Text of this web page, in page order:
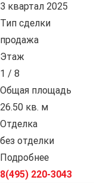
3 квартал 2025
Тип сделки
продажа
Этаж
1 / 8
Общая площадь
26.50 кв. м
Отделка
без отделки
Подробнее
8(495) 220-3043